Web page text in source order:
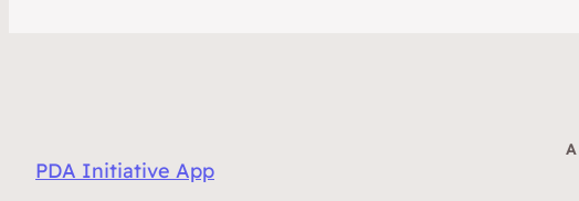
PDA Initiative App